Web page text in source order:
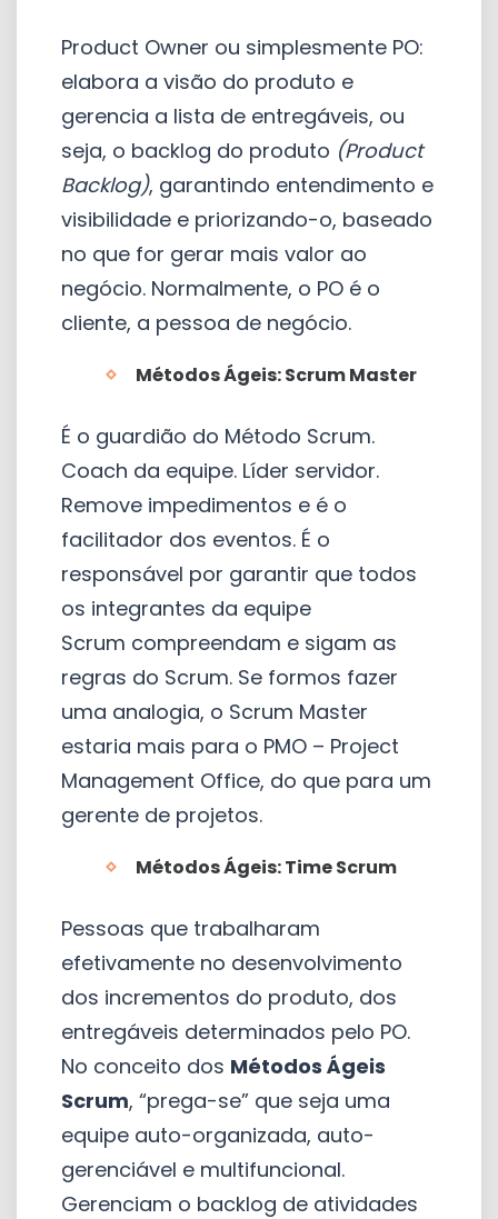
Product Owner ou simplesmente PO:
elabora a visão do produto e
gerencia a lista de entregáveis, ou
seja, o backlog do produto (Product
Backlog), garantindo entendimento e
visibilidade e priorizando-o, baseado
no que for gerar mais valor ao
negócio. Normalmente, o PO é o
cliente, a pessoa de negócio.
Métodos Ágeis:Scrum Master
É o guardião do Método Scrum.
Coach da equipe. Líder servidor.
Remove impedimentos e é o
facilitador dos eventos. É o
responsável por garantir que todos
os integrantes da equipe
Scrum compreendam e sigam as
regras do Scrum. Se formos fazer
uma analogia, o Scrum Master
estaria mais para o PMO – Project
Management Office, do que para um
gerente de projetos.
Métodos Ágeis: Time Scrum
Pessoas que trabalharam
efetivamente no desenvolvimento
dos incrementos do produto, dos
entregáveis determinados pelo PO.
No conceito dos Métodos Ágeis
Scrum, “prega-se” que seja uma
equipe auto-organizada, auto-
gerenciável e multifuncional.
Gerenciam o backlog de atividades